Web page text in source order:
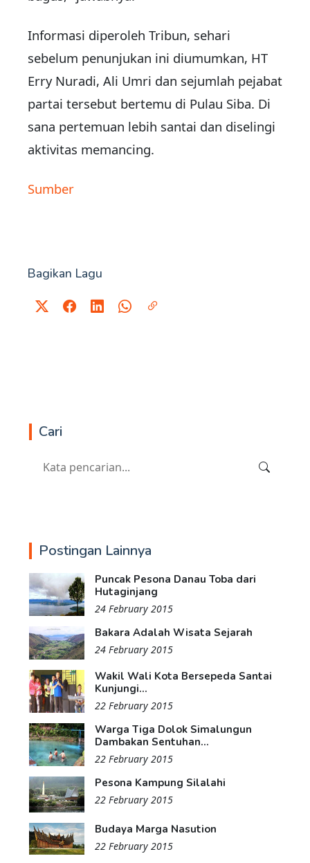
Informasi diperoleh Tribun, sehari
sebelum penunjukan ini diumumkan, HT
Erry Nuradi, Ali Umri dan sejumlah pejabat
partai tersebut bertemu di Pulau Siba. Di
sana pertemuan lebih santai dan diselingi
aktivitas memancing.
Sumber
Bagikan Lagu
Cari
Postingan Lainnya
Puncak Pesona Danau Toba dari
Hutaginjang
24 February 2015
Bakara Adalah Wisata Sejarah
24 February 2015
Wakil Wali Kota Bersepeda Santai
Kunjungi...
22 February 2015
Warga Tiga Dolok Simalungun
Dambakan Sentuhan...
22 February 2015
Pesona Kampung Silalahi
22 February 2015
Budaya Marga Nasution
22 February 2015